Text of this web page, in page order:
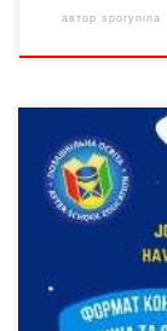
автор sporynina
Від 12 до 16
Міжнародна
Конференція
поширення
технологій.
Управління